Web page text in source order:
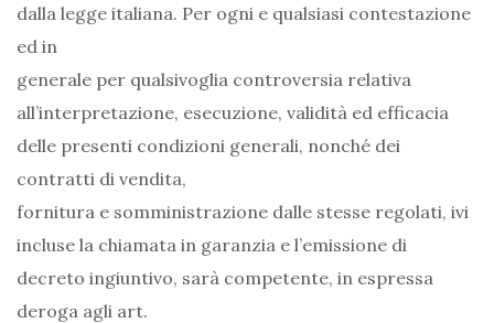
dalla legge italiana. Per ogni e qualsiasi contestazione
ed in
generale per qualsivoglia controversia relativa
all’interpretazione, esecuzione, validità ed efficacia
delle presenti condizioni generali, nonché dei
contratti di vendita,
fornitura e somministrazione dalle stesse regolati, ivi
incluse la chiamata in garanzia e l’emissione di
decreto ingiuntivo, sarà competente, in espressa
deroga agli art.